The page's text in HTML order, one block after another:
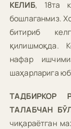
КЕЛИБ, 18та
бошлаганмиз.
битириб
қилишмоқда.
нафар
шаҳарларига
ТАДБИРКОР
ТАЛАБЧАН
чиқараётган